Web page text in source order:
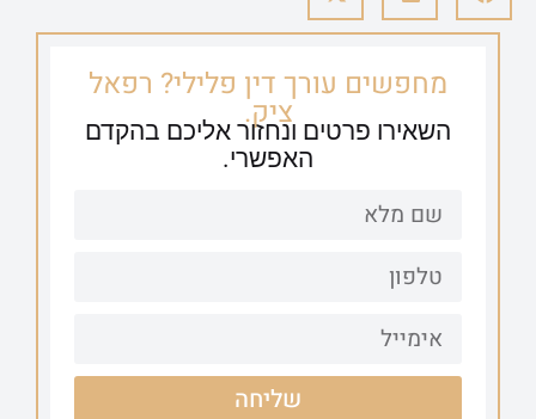
מחפשים עורך דין פלילי? רפאל
ציק.
השאירו פרטים ונחזור אליכם בהקדם
האפשרי.
שליחה